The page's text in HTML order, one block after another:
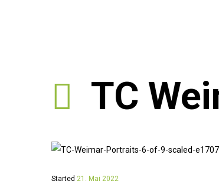
TC
Started 21. Mai 2022